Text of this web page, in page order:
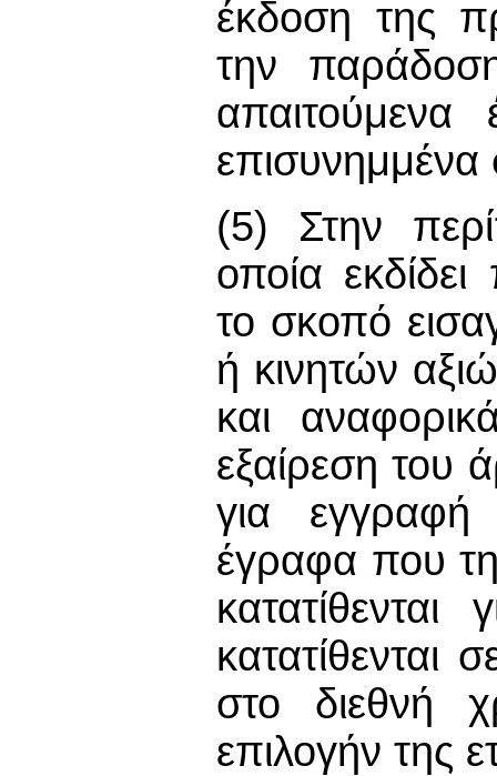
έκδοση της
την
επισυνημμένα
(5) Στην
οποία
το σκοπό
ή κινητών
και
εξαίρεση
για
έγραφα που
στο διεθνή
επιλογήν της